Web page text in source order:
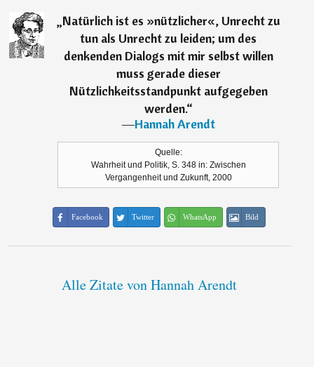
„Natürlich ist es »nützlicher«, Unrecht zu
tun als Unrecht zu leiden; um des
denkenden Dialogs mit mir selbst willen
muss gerade dieser
Nützlichkeitsstandpunkt aufgegeben
werden.“
―Hannah Arendt
Quelle:
Wahrheit und Politik, S. 348 in: Zwischen
Vergangenheit und Zukunft, 2000
Facebook Twitter WhatsApp Bild
Alle Zitate von Hannah Arendt